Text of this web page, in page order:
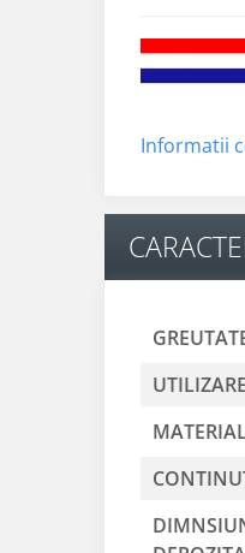
Informatii